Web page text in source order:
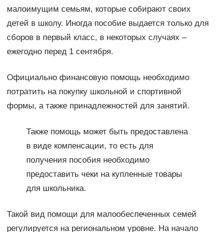
малоимущим семьям, которые собирают своих
детей в школу. Иногда пособие выдается только для
сборов в первый класс, в некоторых случаях –
ежегодно перед 1 сентября.
Официально финансовую помощь необходимо
потратить на покупку школьной и спортивной
формы, а также принадлежностей для занятий.
Также помощь может быть предоставлена
в виде компенсации, то есть для
получения пособия необходимо
предоставить чеки на купленные товары
для школьника.
Такой вид помощи для малообеспеченных семей
регулируется на региональном уровне. На начало